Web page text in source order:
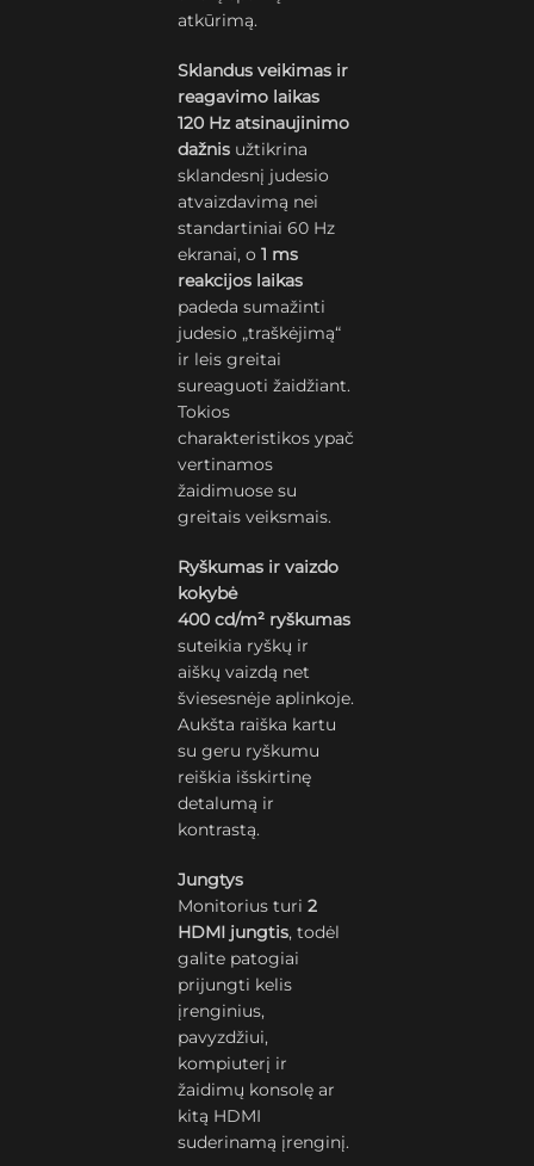
atkūrimą.
Sklandus veikimas ir
reagavimo laikas
120 Hz atsinaujinimo
dažnis užtikrina
sklandesnį judesio
atvaizdavimą nei
standartiniai 60 Hz
ekranai, o1 ms
reakcijos laikas
padeda sumažinti
judesio „traškėjimą“
ir leis greitai
sureaguoti žaidžiant.
Tokios
charakteristikos ypač
vertinamos
žaidimuose su
greitais veiksmais.
Ryškumas ir vaizdo
kokybė
400 cd/m² ryškumas
suteikia ryškų ir
aiškų vaizdą net
šviesesnėje aplinkoje.
Aukšta raiška kartu
su geru ryškumu
reiškia išskirtinę
detalumą ir
kontrastą.
Jungtys
Monitorius turi2
HDMI jungtis, todėl
galite patogiai
prijungti kelis
įrenginius,
pavyzdžiui,
kompiuterį ir
žaidimų konsolę ar
kitą HDMI
suderinamą įrenginį.